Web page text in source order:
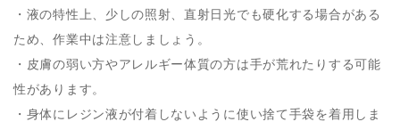
・液の特性上、少しの照射、直射日光でも硬化する場合がある
ため、作業中は注意しましょう。
・皮膚の弱い方やアレルギー体質の方は手が荒れたりする可能
性があります。
・身体にレジン液が付着しないように使い捨て手袋を着用しま